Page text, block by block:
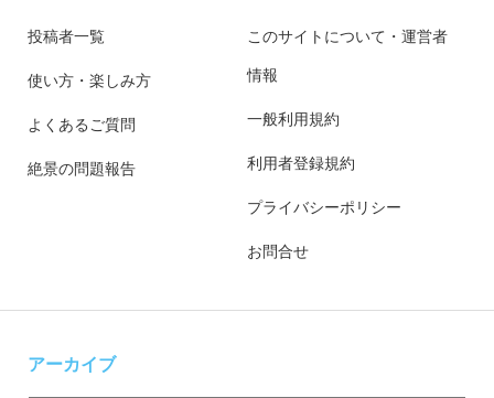
投稿者一覧
使い方・楽しみ方
よくあるご質問
絶景の問題報告
このサイトについて・運営者
情報
一般利用規約
利用者登録規約
プライバシーポリシー
お問合せ
アーカイブ